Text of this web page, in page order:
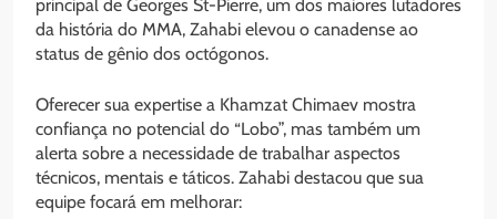
principal de Georges St-Pierre, um dos maiores lutadores
da história do MMA, Zahabi elevou o canadense ao
status de gênio dos octógonos.
Oferecer sua expertise a Khamzat Chimaev mostra
confiança no potencial do “Lobo”, mas também um
alerta sobre a necessidade de trabalhar aspectos
técnicos, mentais e táticos. Zahabi destacou que sua
equipe focará em melhorar: